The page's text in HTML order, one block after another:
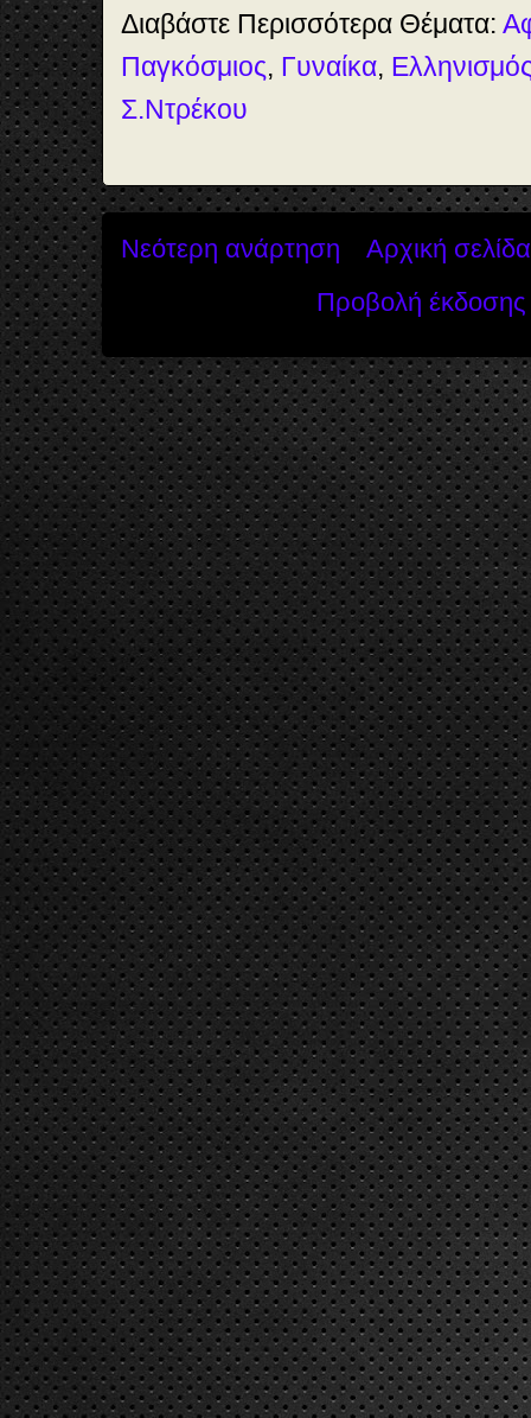
Διαβάστε Περισσότερα Θέματα:
Παγκόσμιος, Γυναίκα,
Σ.Ντρέκου
Νεότερη ανάρτηση
Αρχική σελίδα
Προβολή έκδοσης